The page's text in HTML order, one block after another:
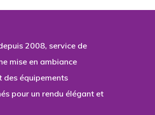
2008, service de
mise en ambiance
des équipements
pour un rendu élégant et